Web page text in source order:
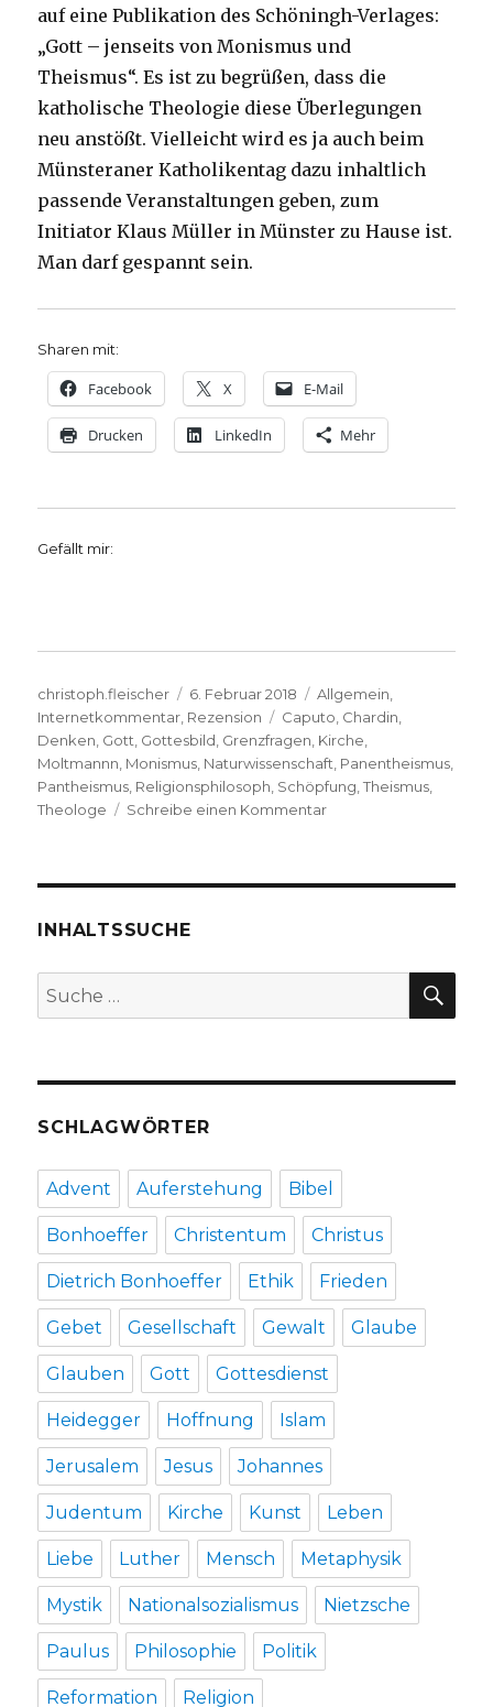
auf eine Publikation des Schöningh-Verlages:
„Gott – jenseits von Monismus und
Theismus“. Es ist zu begrüßen, dass die
katholische Theologie diese Überlegungen
neu anstößt. Vielleicht wird es ja auch beim
Münsteraner Katholikentag dazu inhaltlich
passende Veranstaltungen geben, zum
Initiator Klaus Müller in Münster zu Hause ist.
Man darf gespannt sein.
Sharen mit:
Facebook X E-Mail
Drucken LinkedIn Mehr
Gefällt mir:
Autor
christoph.fleischer
Veröffentlicht
am
6. Februar 2018 Kategorien
Allgemein,
Internetkommentar, Rezension Schlagwörter
Caputo, Chardin,
Denken, Gott, Gottesbild, Grenzfragen, Kirche,
Moltmannn, Monismus, Naturwissenschaft, Panentheismus,
Pantheismus, Religionsphilosoph, Schöpfung,Theismus,
Theologe
Schreibe einen Kommentarzu
Christoph
Welver
INHALTSSUCHE
Suche
nach:
SCHLAGWÖRTER
Advent Auferstehung Bibel
Bonhoeffer Christentum Christus
Dietrich Bonhoeffer Ethik Frieden
Gebet Gesellschaft Gewalt Glaube
Glauben Gott Gottesdienst
Heidegger Hoffnung Islam
Jerusalem Jesus Johannes
Judentum Kirche Kunst Leben
Liebe Luther Mensch Metaphysik
Mystik Nationalsozialismus Nietzsche
Paulus Philosophie Politik
Reformation Religion